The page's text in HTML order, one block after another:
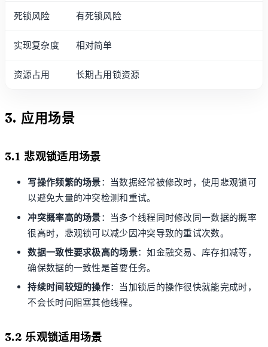
死锁风险 有死锁风险
实现复杂度 相对简单
资源占用 长期占用锁资源
3. 应用场景
3.1 悲观锁适用场景
写操作频繁的场景：当数据经常被修改时，使用悲观锁可
以避免大量的冲突检测和重试。
冲突概率高的场景：当多个线程同时修改同一数据的概率
很高时，悲观锁可以减少因冲突导致的重试次数。
数据一致性要求极高的场景：如金融交易、库存扣减等，
确保数据的一致性是首要任务。
持续时间较短的操作：当加锁后的操作很快就能完成时，
不会长时间阻塞其他线程。
3.2 乐观锁适用场景